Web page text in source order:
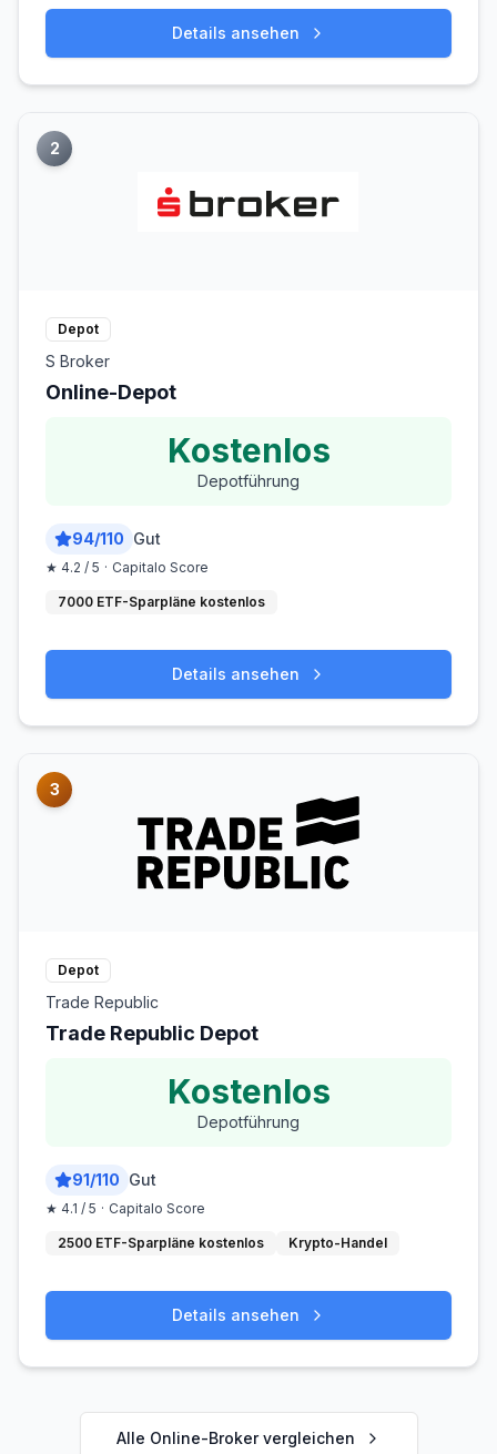
Details ansehen
2
Depot
S Broker
Online-Depot
Kostenlos
Depotführung
94/110 Gut
★ 4.2 / 5 · Capitalo Score
7000 ETF-Sparpläne kostenlos
Details ansehen
3
Depot
Trade Republic
Trade Republic Depot
Kostenlos
Depotführung
91/110 Gut
★ 4.1 / 5 · Capitalo Score
2500 ETF-Sparpläne kostenlos Krypto-Handel
Details ansehen
Alle Online-Broker vergleichen